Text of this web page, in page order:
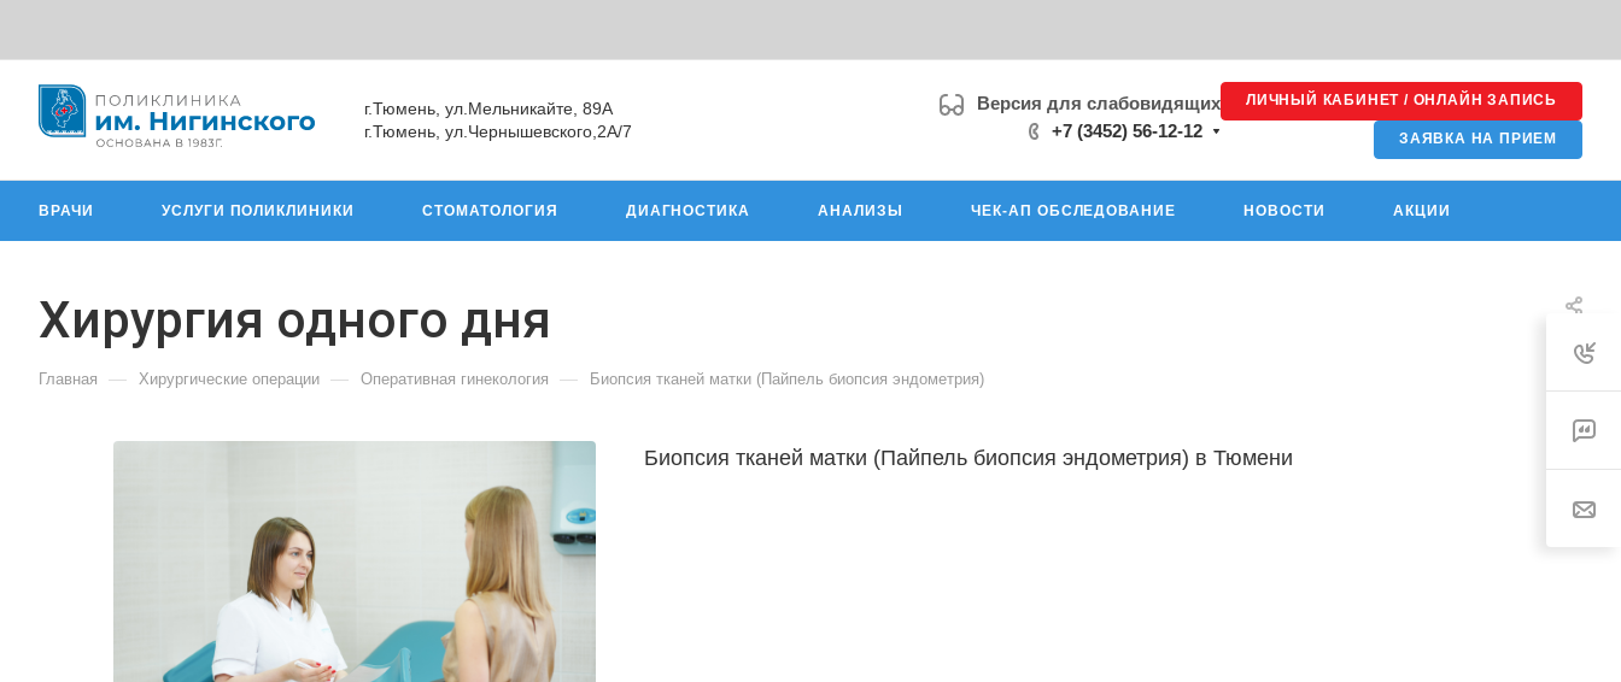
г.Тюмень, ул.Мельникайте, 89А
г.Тюмень, ул.Чернышевского,2А/7
Версия для слабовидящих
+7 (3452) 56-12-12
ЛИЧНЫЙ КАБИНЕТ / ОНЛАЙН ЗАПИСЬ
ЗАЯВКА НА ПРИЕМ
ВРАЧИ УСЛУГИ ПОЛИКЛИНИКИ СТОМАТОЛОГИЯ ДИАГНОСТИКА АНАЛИЗЫ ЧЕК-АП ОБСЛЕДОВАНИЕ НОВОСТИ АКЦИИ
Хирургия одного дня
Главная — Хирургические операции — Оперативная гинекология — Биопсия тканей матки (Пайпель биопсия эндометрия)
Биопсия тканей матки (Пайпель биопсия эндометрия) в Тюмени